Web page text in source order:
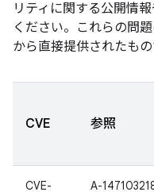
リティに関する公開情
ください。これらの問
から直接提供されたもの
CVE 参照
CVE- A-